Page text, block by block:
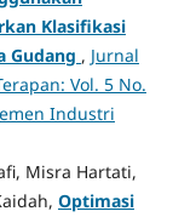
Klasifikasi
Gudang , Jurnal
Vol. 5 No.
Industri
Misra Hartati,
Optimasi